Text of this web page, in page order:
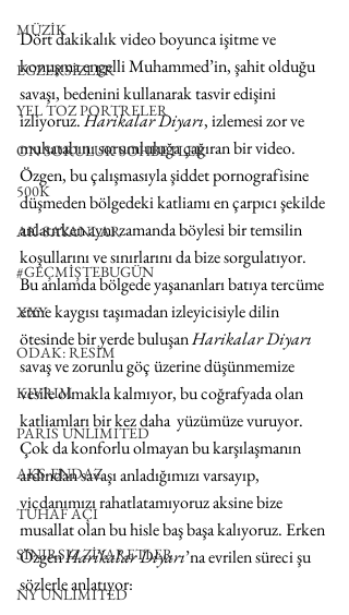
MÜZİK
EGZERSİZLER
YEL TOZ PORTRELER
ON SORULUK SOHBETLER
500K
AK-SAYANLAR
#GEÇMİŞTEBUGÜN
XXY
ODAK: RESİM
KIVRIM
PARIS UNLIMITED
AKS-ENDAZ
TUHAF AÇI
SINIRSIZ ZİYARETLER
NY UNLIMITED
Dört dakikalık video boyunca işitme ve
konuşma engelli Muhammed’in, şahit olduğu
savaşı, bedenini kullanarak tasvir edişini
izliyoruz. Harikalar Diyarı, izlemesi zor ve
muhatabını sorumluluğa çağıran bir video.
Özgen, bu çalışmasıyla şiddet pornografisine
düşmeden bölgedeki katliamı en çarpıcı şekilde
anlatırken aynı zamanda böylesi bir temsilin
koşullarını ve sınırlarını da bize sorgulatıyor.
Bu anlamda bölgede yaşananları batıya tercüme
etme kaygısı taşımadan izleyicisiyle dilin
ötesinde bir yerde buluşan Harikalar Diyarı
savaş ve zorunlu göç üzerine düşünmemize
vesile olmakla kalmıyor, bu coğrafyada olan
katliamları bir kez daha  yüzümüze vuruyor.
Çok da konforlu olmayan bu karşılaşmanın
ardından savaşı anladığımızı varsayıp,
vicdanımızı rahatlatamıyoruz aksine bize
musallat olan bu hisle baş başa kalıyoruz. Erken
Özgen Harikalar Diyarı’na evrilen süreci şu
sözlerle anlatıyor: